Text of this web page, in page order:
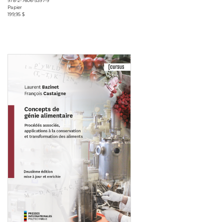
Papier
199,95 $